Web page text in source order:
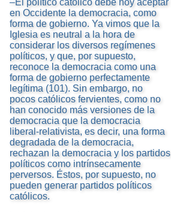
–El político católico debe hoy aceptar
en Occidente la democracia, como
forma de gobierno. Ya vimos que la
Iglesia es neutral a la hora de
considerar los diversos regímenes
políticos, y que, por supuesto,
reconoce la democracia como una
forma de gobierno perfectamente
legítima (101). Sin embargo, no
pocos católicos fervientes, como no
han conocido más versiones de la
democracia que la democracia
liberal-relativista, es decir, una forma
degradada de la democracia,
rechazan la democracia y los partidos
políticos como intrínsecamente
perversos. Éstos, por supuesto, no
pueden generar partidos políticos
católicos.